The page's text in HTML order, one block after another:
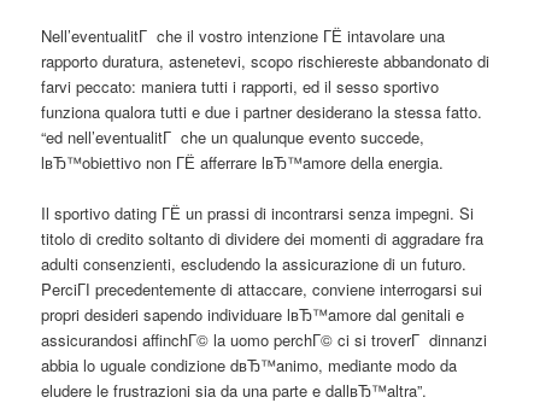
Nell’eventualitГ che il vostro intenzione ГЁ intavolare una
rapporto duratura, astenetevi, scopo rischiereste abbandonato di
farvi peccato: maniera tutti i rapporti, ed il sesso sportivo
funziona qualora tutti e due i partner desiderano la stessa fatto.
“ed nell’eventualitГ che un qualunque evento succede,
lвЂ™obiettivo non ГЁ afferrare lвЂ™amore della energia.
Il sportivo dating ГЁ un prassi di incontrarsi senza impegni. Si
titolo di credito soltanto di dividere dei momenti di aggradare fra
adulti consenzienti, escludendo la assicurazione di un futuro.
PerciГІ precedentemente di attaccare, conviene interrogarsi sui
propri desideri sapendo individuare lвЂ™amore dal genitali e
assicurandosi affinchГ© la uomo perchГ© ci si troverГ dinnanzi
abbia lo uguale condizione dвЂ™animo, mediante modo da
eludere le frustrazioni sia da una parte e dallвЂ™altra”.